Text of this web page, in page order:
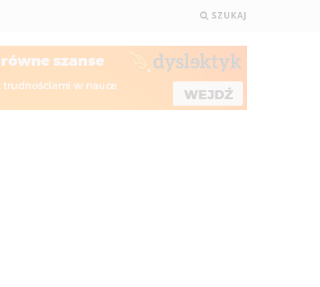
SZUKAJ